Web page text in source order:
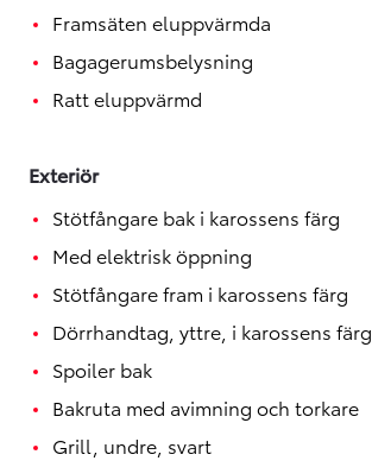
Framsäten eluppvärmda
Bagagerumsbelysning
Ratt eluppvärmd
Exteriör
Stötfångare bak i karossens färg
Med elektrisk öppning
Stötfångare fram i karossens färg
Dörrhandtag, yttre, i karossens färg
Spoiler bak
Bakruta med avimning och torkare
Grill, undre, svart